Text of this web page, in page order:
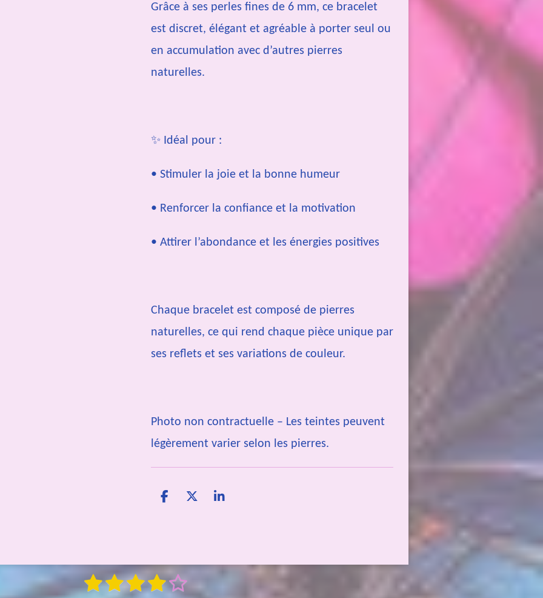
Grâce à ses perles fines de 6 mm, ce bracelet
est discret, élégant et agréable à porter seul ou
en accumulation avec d’autres pierres
naturelles.
✨ Idéal pour :
• Stimuler la joie et la bonne humeur
• Renforcer la confiance et la motivation
• Attirer l’abondance et les énergies positives
Chaque bracelet est composé de pierres
naturelles, ce qui rend chaque pièce unique par
ses reflets et ses variations de couleur.
Photo non contractuelle – Les teintes peuvent
légèrement varier selon les pierres.
P
g
e
r
P
g
r
P
g
1
2
3
4
5